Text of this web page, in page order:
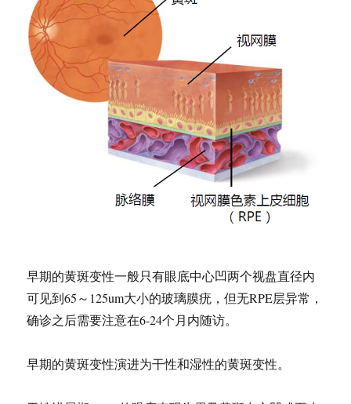
早期的黄斑变性一般只有眼底中心凹两个视盘直径内
可见到65～125um大小的玻璃膜疣，但无RPE层异常，
确诊之后需要注意在6-24个月内随访。
早期的黄斑变性演进为干性和湿性的黄斑变性。